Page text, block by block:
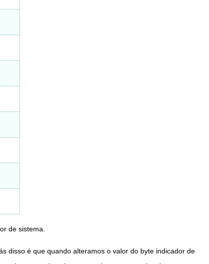
de sistema.
disso é que quando alteramos o valor do byte indicador de